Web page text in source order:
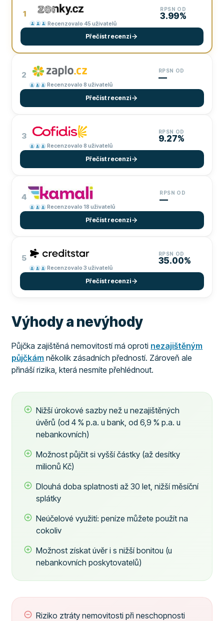
1
Recenzovalo 45 uživatelů
RPSN OD
3.99%
Přečíst recenzi
2
Recenzovalo 8 uživatelů
RPSN OD
—
Přečíst recenzi
3
Recenzovalo 8 uživatelů
RPSN OD
9.27%
Přečíst recenzi
4
Recenzovalo 18 uživatelů
RPSN OD
—
Přečíst recenzi
5
Recenzovalo 3 uživatelů
RPSN OD
35.00%
Přečíst recenzi
Výhody a nevýhody
Půjčka zajištěná nemovitostí má oproti nezajištěným
půjčkám několik zásadních předností. Zároveň ale
přináší rizika, která nesmíte přehlédnout.
Nižší úrokové sazby než u nezajištěných
úvěrů (od 4 % p.a. u bank, od 6,9 % p.a. u
nebankovních)
Možnost půjčit si vyšší částky (až desítky
milionů Kč)
Dlouhá doba splatnosti až 30 let, nižší měsíční
splátky
Neúčelové využití: peníze můžete použít na
cokoliv
Možnost získat úvěr i s nižší bonitou (u
nebankovních poskytovatelů)
Riziko ztráty nemovitosti při neschopnosti